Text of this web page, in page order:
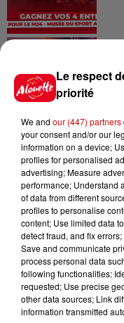
Le
en
Podcasts
Le respect
priorité
We and our (447) partners
your consent and/or our
information on a device;
profiles for personalised
advertising; Measure
performance; Understand
of data from different
profiles to personalise
content; Use limited data
detect fraud, and fix
Save and communicate
process personal data
following functionalities:
requested; Use precise
other data sources; Link
information transmitted